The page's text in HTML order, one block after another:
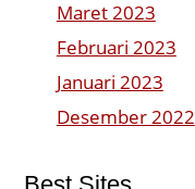
Maret 2023
Februari 2023
Januari 2023
Desember 2022